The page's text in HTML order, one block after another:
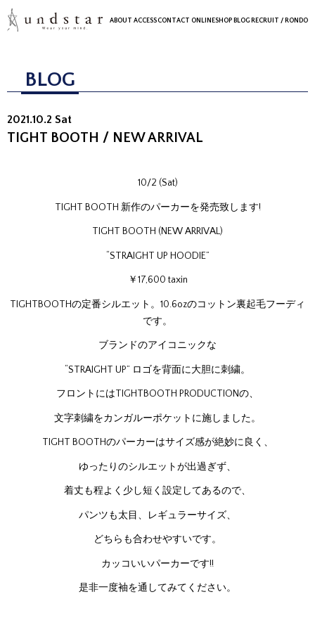
ABOUT ACCESSCONTACT ONLINESHOP BLOG RECRUIT / RONDO
BLOG
2021.10.2 Sat
TIGHT BOOTH / NEW ARRIVAL
10/2 (Sat)
TIGHT BOOTH 新作のパーカーを発売致します!
TIGHT BOOTH (NEW ARRIVAL)
“STRAIGHT UP HOODIE”
￥17,600 taxin
TIGHTBOOTHの定番シルエット。10.6ozのコットン裏起毛フーディ
です。
ブランドのアイコニックな
“STRAIGHT UP” ロゴを背面に大胆に刺繍。
フロントにはTIGHTBOOTH PRODUCTIONの、
文字刺繍をカンガルーポケットに施しました。
TIGHT BOOTHのパーカーはサイズ感が絶妙に良く、
ゆったりのシルエットが出過ぎず、
着丈も程よく少し短く設定してあるので、
パンツも太目、レギュラーサイズ、
どちらも合わせやすいです。
カッコいいパーカーです!!
是非一度袖を通してみてください。